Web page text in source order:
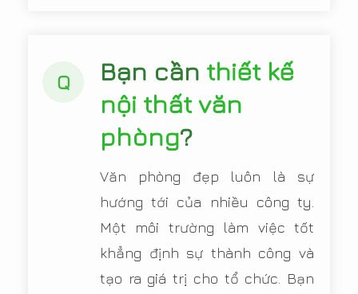
Q Bạn cần thiết kế
nội thất văn
phòng?
Văn phòng đẹp luôn là sự
hướng tới của nhiều công ty.
Một môi trường làm việc tốt
khẳng định sự thành công và
tạo ra giá trị cho tổ chức. Bạn